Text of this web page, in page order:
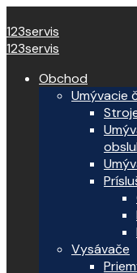
123servis
123servis
Obchod
Umývacie
Vysávače